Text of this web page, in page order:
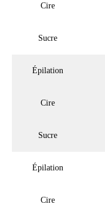
Cire
Sucre
Épilation
Cire
Sucre
Épilation
Cire